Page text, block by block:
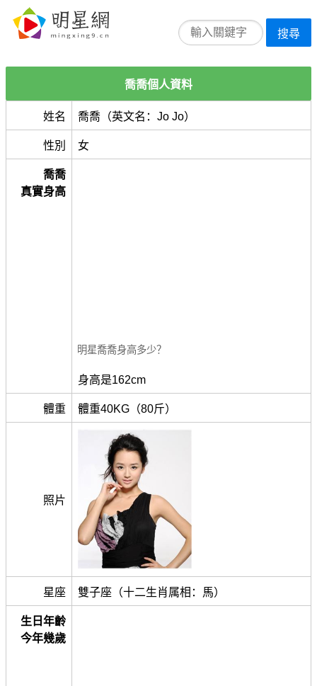
搜尋
喬喬個人資料
姓名 喬喬（英文名：Jo Jo）
性別 女
喬喬
真實身高
明星喬喬身高多少？
身高是162cm
體重 體重40KG（80斤）
照片
星座 雙子座（十二生肖属相：馬）
生日年齡
今年幾歲